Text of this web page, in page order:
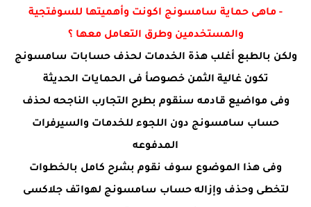
- ماهى حماية سامسونج اكونت وأهميتها للسوفتجية
والمستخدمين وطرق التعامل معها ؟
ولكن بالطبع أغلب هذة الخدمات لحذف حسابات سامسونج
تكون غالية الثمن خصوصأ فى الحمايات الحديثة
وفى مواضيع قادمه سنقوم بطرح التجارب الناجحه لحذف
حساب سامسونج دون اللجوء للخدمات والسيرفرات
المدفوعه
وفى هذا الموضوع سوف نقوم بشرح كامل بالخطوات
لتخطى وحذف وإزاله حساب سامسونج لهواتف جلاكسى